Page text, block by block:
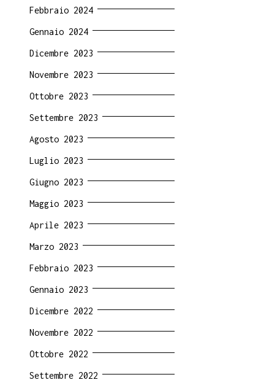
Febbraio 2024
Gennaio 2024
Dicembre 2023
Novembre 2023
Ottobre 2023
Settembre 2023
Agosto 2023
Luglio 2023
Giugno 2023
Maggio 2023
Aprile 2023
Marzo 2023
Febbraio 2023
Gennaio 2023
Dicembre 2022
Novembre 2022
Ottobre 2022
Settembre 2022